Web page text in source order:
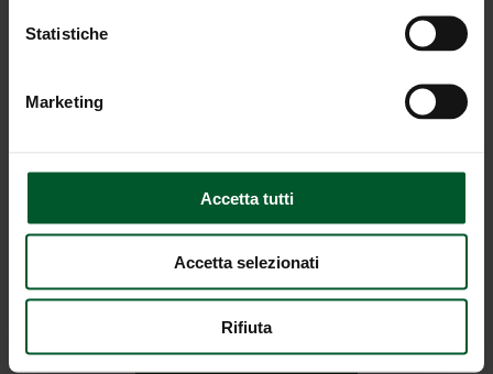
Statistiche
Marketing
Accetta tutti
Accetta selezionati
Rifiuta
Protezione dei dati
* Inserimento obbligatorio
INVIO RICHIESTA